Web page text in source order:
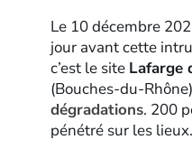
Le 10 décembre
jour avant cette
c’est le site Lafarge
(Bouches-du-
dégradations. 200
pénétré sur les lieux.